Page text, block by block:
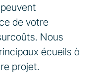
de votre
Nous
écueils à
projet.